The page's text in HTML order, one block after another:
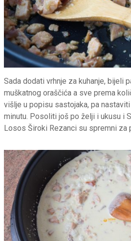
Sada dodati vrhnje za kuhanje, bijeli
muškatnog oraščića a sve prema
višlje u popisu sastojaka, pa
minutu. Posoliti još po želji i ukusu i
Losos Široki Rezanci su spremni za